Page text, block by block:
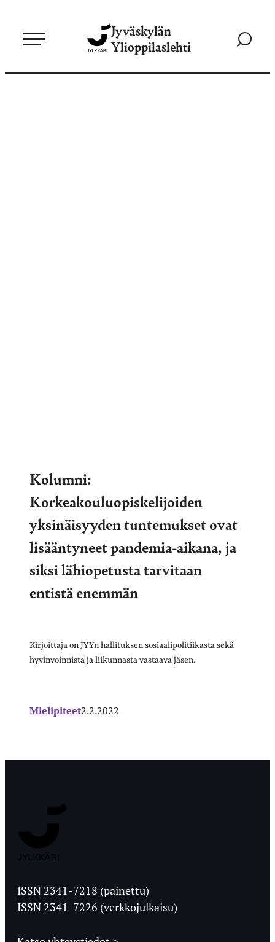
sisältöön
Jyväskylän
Ylioppilaslehti
Siirry
Kolumni:
Korkeakouluopiskelijoiden
yksinäisyyden tuntemukset ovat
lisääntyneet pandemia-aikana, ja
siksi lähiopetusta tarvitaan
entistä enemmän
Kirjoittaja on JYYn hallituksen sosiaalipolitiikasta sekä
hyvinvoinnista ja liikunnasta vastaava jäsen.
Mielipiteet2.2.2022
Ylioppilaslehti
ISSN 2341-7218 (painettu)
ISSN 2341-7226 (verkkojulkaisu)